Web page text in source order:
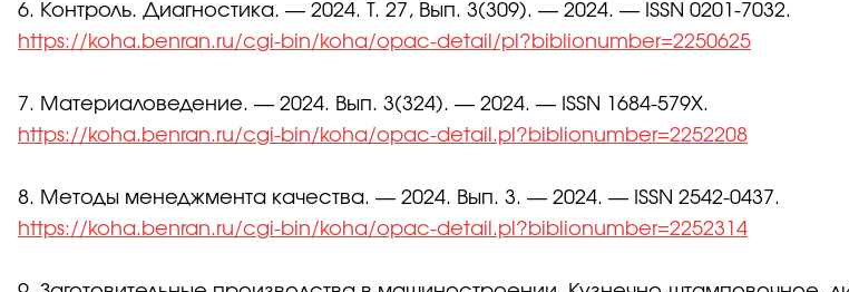
6. Контроль. Диагностика. — 2024. Т. 27, Вып. 3(309). — 2024. — ISSN 0201-7032.
https://koha.benran.ru/cgi-bin/koha/opac-detail/pl?biblionumber=2250625
7. Материаловедение. — 2024. Вып. 3(324). — 2024. — ISSN 1684-579X.
https://koha.benran.ru/cgi-bin/koha/opac-detail.pl?biblionumber=2252208
8. Методы менеджмента качества. — 2024. Вып. 3. — 2024. — ISSN 2542-0437.
https://koha.benran.ru/cgi-bin/koha/opac-detail.pl?biblionumber=2252314